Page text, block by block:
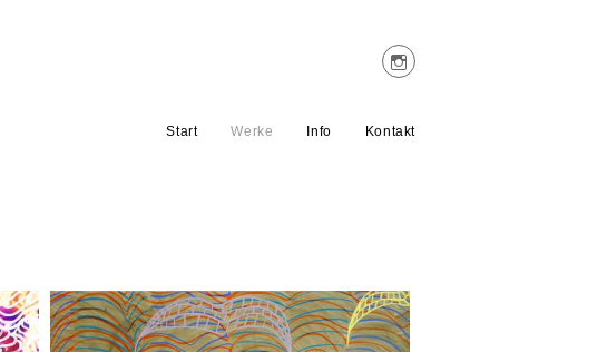
Start Werke Info Kontakt